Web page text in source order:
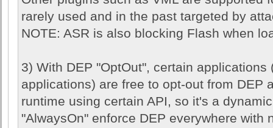
rarely used and in the past targeted by
NOTE: ASR is also blocking Flash when
3) With DEP "OptOut", certain
applications) are free to opt-out from DEP
runtime using certain API, so it's a
"AlwaysOn" enforce DEP everywhere with